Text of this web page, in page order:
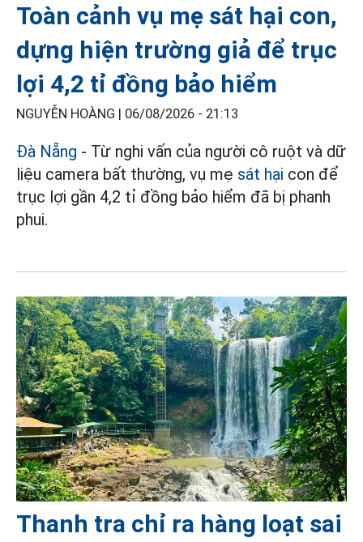
Toàn cảnh vụ mẹ sát hại con,
dựng hiện trường giả để trục
lợi 4,2 tỉ đồng bảo hiểm
NGUYỄN HOÀNG | 06/08/2026 - 21:13
Đà Nẵng - Từ nghi vấn của người cô ruột và dữ
liệu camera bất thường, vụ mẹ sát hại con để
trục lợi gần 4,2 tỉ đồng bảo hiểm đã bị phanh
phui.
Thanh tra chỉ ra hàng loạt sai